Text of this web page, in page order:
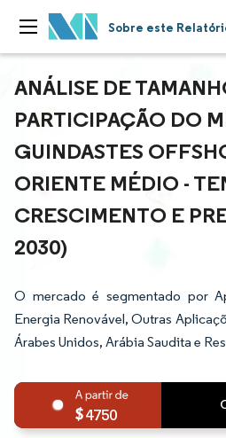
Sobre este
ANÁLISE DE
PARTICIPAÇÃO DO
GUINDASTES
ORIENTE MÉDIO -
CRESCIMENTO E
2030)
O mercado é segmentado por
Energia Renovável, Outras
Árabes Unidos, Arábia Saudita e
4750